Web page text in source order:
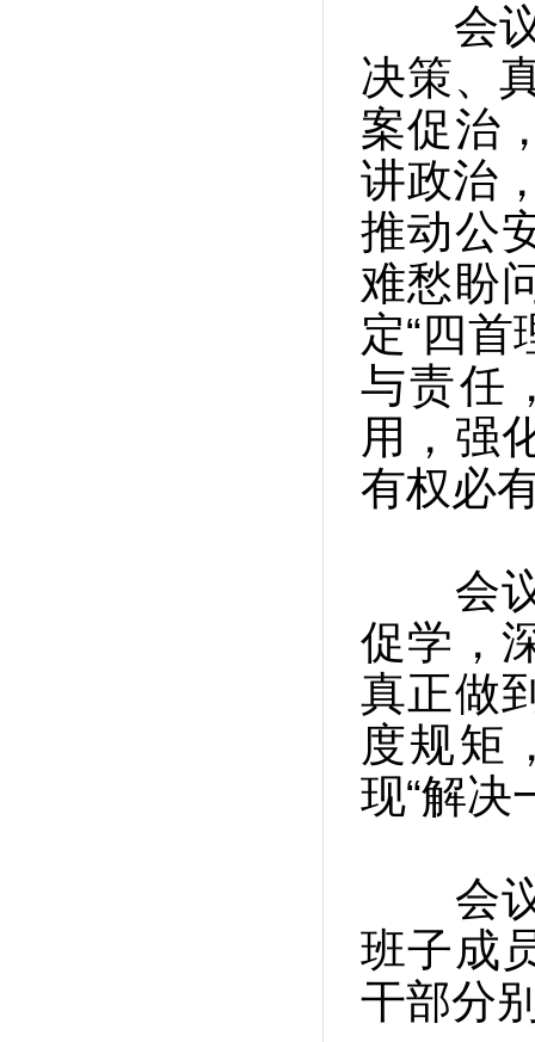
会议
决策、
案促治
讲政治
推动公
难愁盼
定“四
与责任
用，强
有权必
会议
促学，
真正做
度规矩
现“解决
会议
班子成
干部分